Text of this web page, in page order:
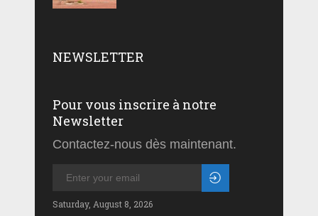
NEWSLETTER
Pour vous inscrire à notre
Newsletter
Contactez-nous dès maintenant.
Saturday, August 8, 2026